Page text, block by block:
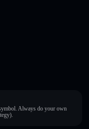
Always do your own